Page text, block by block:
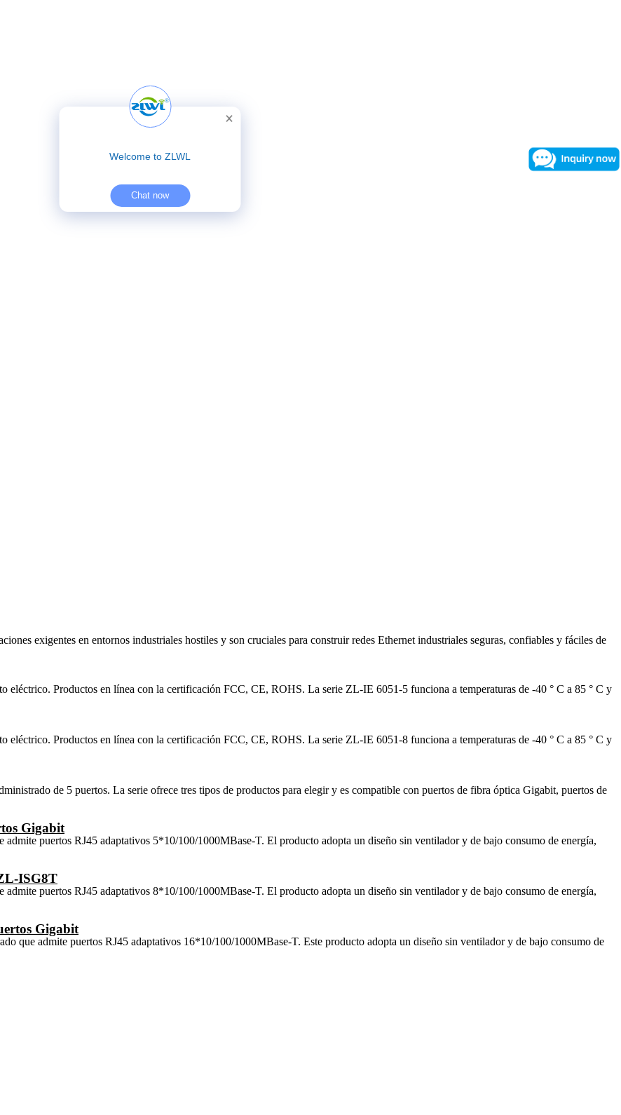
exigentes en entornos industriales hostiles y son cruciales para construir redes Ethernet industriales seguras, confiables y fáciles de
eléctrico. Productos en línea con la certificación FCC, CE, ROHS. La serie ZL-IE 6051-5 funciona a temperaturas de -40 ° C a 85 ° C y
eléctrico. Productos en línea con la certificación FCC, CE, ROHS. La serie ZL-IE 6051-8 funciona a temperaturas de -40 ° C a 85 ° C y
de 5 puertos. La serie ofrece tres tipos de productos para elegir y es compatible con puertos de fibra óptica Gigabit, puertos de
Gigabit
puertos RJ45 adaptativos 5*10/100/1000MBase-T. El producto adopta un diseño sin ventilador y de bajo consumo de energía,
ISG8T
puertos RJ45 adaptativos 8*10/100/1000MBase-T. El producto adopta un diseño sin ventilador y de bajo consumo de energía,
Gigabit
que admite puertos RJ45 adaptativos 16*10/100/1000MBase-T. Este producto adopta un diseño sin ventilador y de bajo consumo de
Welcome to ZLWL
Chat now